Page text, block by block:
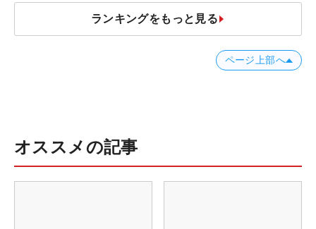
ランキングをもっと見る
ページ上部へ
オススメの記事